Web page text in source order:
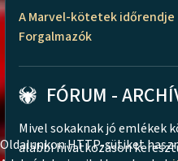
A Marvel-kötetek időrendje
Forgalmazók
FÓRUM -
Mivel sokaknak jó emlékek
alábbi hivatkozáson
Oldalunkon HTTP-sütiket